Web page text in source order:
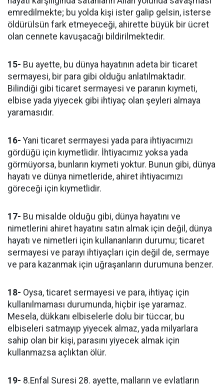
emredilmekte; bu yolda kişi ister galip gelsin, isterse
öldürülsün fark etmeyeceği, ahirette büyük bir ücret
olan cennete kavuşacağı bildirilmektedir.
15- Bu ayette, bu dünya hayatının adeta bir ticaret
sermayesi, bir para gibi olduğu anlatılmaktadır.
Bilindiği gibi ticaret sermayesi ve paranın kıymeti,
elbise yada yiyecek gibi ihtiyaç olan şeyleri almaya
yaramasıdır.
16- Yani ticaret sermayesi yada para ihtiyacımızı
gördüğü için kıymetlidir. İhtiyacımız yoksa yada
görmüyorsa, bunların kıymeti yoktur. Bunun gibi, dünya
hayatı ve dünya nimetleride, ahiret ihtiyacımızı
göreceği için kıymetlidir.
17- Bu misalde olduğu gibi, dünya hayatını ve
nimetlerini ahiret hayatını satın almak için değil, dünya
hayatı ve nimetleri için kullananların durumu; ticaret
sermayesi ve parayı ihtiyaçları için değil de, sermaye
ve para kazanmak için uğraşanların durumuna benzer.
18- Oysa, ticaret sermayesi ve para, ihtiyaç için
kullanılmaması durumunda, hiçbir işe yaramaz.
Mesela, dükkanı elbiselerle dolu bir tüccar, bu
elbiseleri satmayıp yiyecek almaz, yada milyarlara
sahip olan bir kişi, parasını yiyecek almak için
kullanmazsa açlıktan ölür.
19- 8.Enfal Suresi 28. ayette, malların ve evlatların